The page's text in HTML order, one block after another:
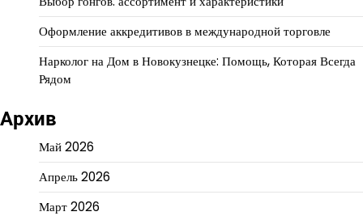
Оформление аккредитивов в международной торговле
Нарколог на Дом в Новокузнецке: Помощь, Которая Всегда
Рядом
Архив
Май 2026
Апрель 2026
Март 2026